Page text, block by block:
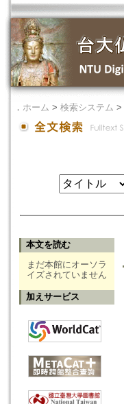
． ホーム > 検索システム >
本文を読む
まだ本館にオーソラ
イズされていません
加えサービス